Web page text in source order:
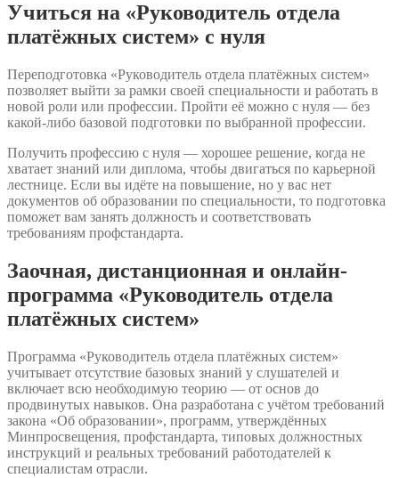
Учиться на «Руководитель отдела
платёжных систем» с нуля
Переподготовка «Руководитель отдела платёжных систем»
позволяет выйти за рамки своей специальности и работать в
новой роли или профессии. Пройти её можно с нуля — без
какой-либо базовой подготовки по выбранной профессии.
Получить профессию с нуля — хорошее решение, когда не
хватает знаний или диплома, чтобы двигаться по карьерной
лестнице. Если вы идёте на повышение, но у вас нет
документов об образовании по специальности, то подготовка
поможет вам занять должность и соответствовать
требованиям профстандарта.
Заочная, дистанционная и онлайн-
программа «Руководитель отдела
платёжных систем»
Программа «Руководитель отдела платёжных систем»
учитывает отсутствие базовых знаний у слушателей и
включает всю необходимую теорию — от основ до
продвинутых навыков. Она разработана с учётом требований
закона «Об образовании», программ, утверждённых
Минпросвещения, профстандарта, типовых должностных
инструкций и реальных требований работодателей к
специалистам отрасли.